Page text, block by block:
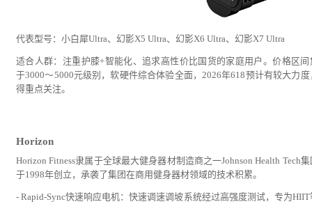
代表型号：小白犀Ultra、幻影X5 Ultra、幻影X6 Ultra、幻影X7 Ultra
适合人群：注重护膝+智能化、追求高性价比国货的家庭用户。价格区间
于3000～5000元级别，软硬件综合体验全面，2026年618预计有较大力度
得重点关注。
Horizon
Horizon Fitness隶属于全球最大健身器材制造商之一Johnson Health Tech
于1998年创立，承袭了集团在商用健身器材领域的技术积累。
- Rapid-Sync快速响应电机：快速调速调坡系统经过高强度测试，专为HIIT